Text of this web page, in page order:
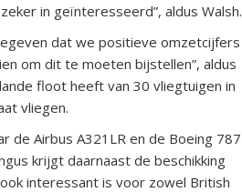
in geïnteresseerd”, aldus Walsh.
dat we positieve omzetcijfers
om dit te moeten bijstellen”, aldus
floot heeft van 30 vliegtuigen in
vliegen.
de Airbus A321LR en de Boeing 787
krijgt daarnaast de beschikking
interessant is voor zowel British